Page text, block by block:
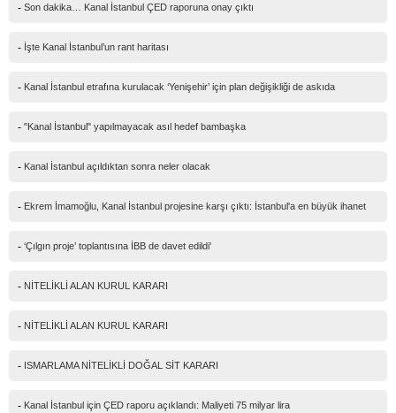
- Son dakika… Kanal İstanbul ÇED raporuna onay çıktı
- İşte Kanal İstanbul’un rant haritası
- Kanal İstanbul etrafına kurulacak ‘Yenişehir’ için plan değişikliği de askıda
- "Kanal İstanbul" yapılmayacak asıl hedef bambaşka
- Kanal İstanbul açıldıktan sonra neler olacak
- Ekrem İmamoğlu, Kanal İstanbul projesine karşı çıktı: İstanbul'a en büyük ihanet
- ‘Çılgın proje’ toplantısına İBB de davet edildi'
- NİTELİKLİ ALAN KURUL KARARI
- NİTELİKLİ ALAN KURUL KARARI
- ISMARLAMA NİTELİKLİ DOĞAL SİT KARARI
- Kanal İstanbul için ÇED raporu açıklandı: Maliyeti 75 milyar lira